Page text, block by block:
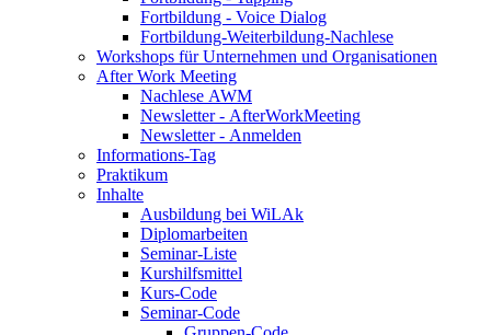
Fortbildung - Voice Dialog
Fortbildung-Weiterbildung-Nachlese
Workshops für Unternehmen und Organisationen
After Work Meeting
Nachlese AWM
Newsletter - AfterWorkMeeting
Newsletter - Anmelden
Informations-Tag
Praktikum
Inhalte
Ausbildung bei WiLAk
Diplomarbeiten
Seminar-Liste
Kurshilfsmittel
Kurs-Code
Seminar-Code